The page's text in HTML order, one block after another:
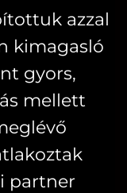
A
változatok
a
ki
azzal
kimagasló
gyors,
mellett
partner